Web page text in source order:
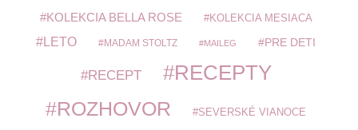
KOLEKCIA BELLA ROSE KOLEKCIA MESIACA
LETO MADAM STOLTZ MAILEG PRE DETI
RECEPT
RECEPTY
ROZHOVOR
SEVERSKÉ VIANOCE